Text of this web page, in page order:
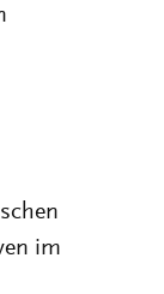
im